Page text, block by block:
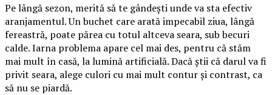
Pe lângă sezon, merită să te gândești unde va sta efectiv
aranjamentul. Un buchet care arată impecabil ziua, lângă
fereastră, poate părea cu totul altceva seara, sub becuri
calde. Iarna problema apare cel mai des, pentru că stăm
mai mult în casă, la lumină artificială. Dacă știi că darul va fi
privit seara, alege culori cu mai mult contur și contrast, ca
să nu se piardă.